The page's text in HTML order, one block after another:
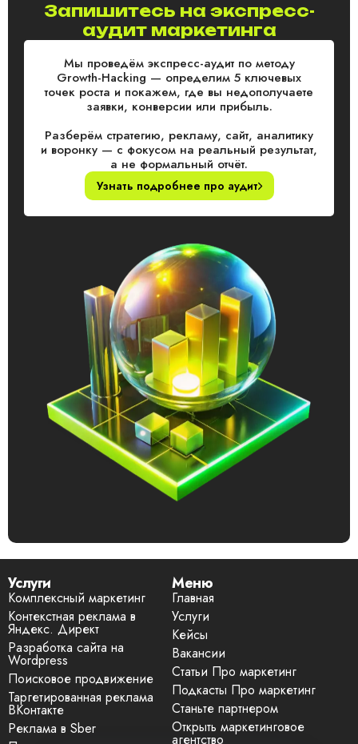
Запишитесь на экспресс-
аудит маркетинга
Мы проведём экспресс-аудит по методу
Growth-Hacking — определим 5 ключевых
точек роста и покажем, где вы недополучаете
заявки, конверсии или прибыль.
Разберём стратегию, рекламу, сайт, аналитику
и воронку — с фокусом на реальный результат,
а не формальный отчёт.
Узнать подробнее про аудит
Услуги
Комплексный маркетинг
Контекстная реклама в
Яндекс. Директ
Разработка сайта на
Wordpress
Поисковое продвижение
Таргетированная реклама
ВКонтакте
Реклама в Sber
Меню
Главная
Услуги
Кейсы
Вакансии
Статьи Про маркетинг
Подкасты Про маркетинг
Станьте партнером
Открыть маркетинговое
агентство